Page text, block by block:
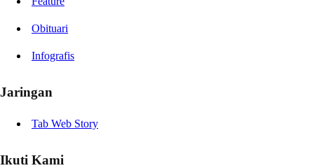
Obituari
Infografis
Jaringan
Tab Web Story
Ikuti Kami